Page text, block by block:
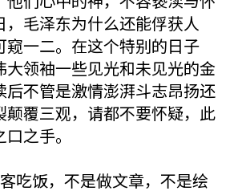
，毛泽东为什么还能俘获人
窥一二。在这个特别的日子
大领袖一些见光和未见光的金
后不管是激情澎湃斗志昂扬还
颠覆三观，请都不要怀疑，此
之手。
吃饭，不是做文章，不是绘